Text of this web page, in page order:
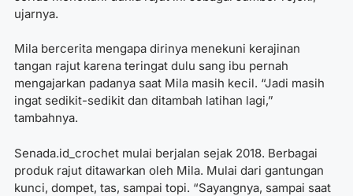
ujarnya.
Mila bercerita mengapa dirinya menekuni kerajinan
tangan rajut karena teringat dulu sang ibu pernah
mengajarkan padanya saat Mila masih kecil. “Jadi masih
ingat sedikit-sedikit dan ditambah latihan lagi,”
tambahnya.
Senada.id_crochet mulai berjalan sejak 2018. Berbagai
produk rajut ditawarkan oleh Mila. Mulai dari gantungan
kunci, dompet, tas, sampai topi. “Sayangnya, sampai saat